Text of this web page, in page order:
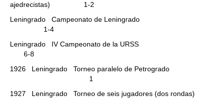
ajedrecistas) 1-2
Leningrado Campeonato de Leningrado
1-4
Leningrado IV Campeonato de la URSS
6-8
1926 Leningrado Torneo paralelo de Petrogrado
1
1927 Leningrado Torneo de seis jugadores (dos rondas)